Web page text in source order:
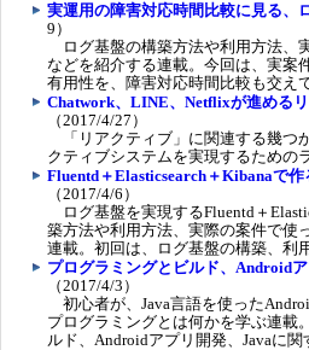
実運用の障害対応時間比較に見る、
9）
ログ基盤の構築方法や利用方法、
などを紹介する連載。今回は、実案
有用性を、障害対応時間比較も交え
Chatwork、LINE、Netflixが進める
（2017/4/27）
「リアクティブ」に関連する幾つ
クティブシステムを実現するための
Fluentd＋Elasticsearch＋Kibanaで
（2017/4/6）
ログ基盤を実現するFluentd＋
築方法や利用方法、実際の案件で使
連載。初回は、ログ基盤の構築、利
プログラミングとビルド、Android
（2017/4/3）
初心者が、Java言語を使った
プログラミングとは何かを学ぶ連載
ルド、Androidアプリ開発、Javaに関